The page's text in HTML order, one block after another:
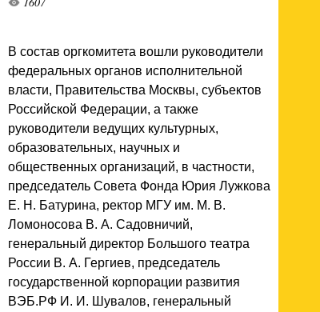
В состав оргкомитета вошли руководители
федеральных органов исполнительной
власти, Правительства Москвы, субъектов
Российской Федерации, а также
руководители ведущих культурных,
образовательных, научных и
общественных организаций, в частности,
председатель Совета Фонда Юрия Лужкова
Е. Н. Батурина, ректор МГУ им. М. В.
Ломоносова В. А. Садовничий,
генеральный директор Большого театра
России В. А. Гергиев, председатель
государственной корпорации развития
ВЭБ.РФ И. И. Шувалов, генеральный